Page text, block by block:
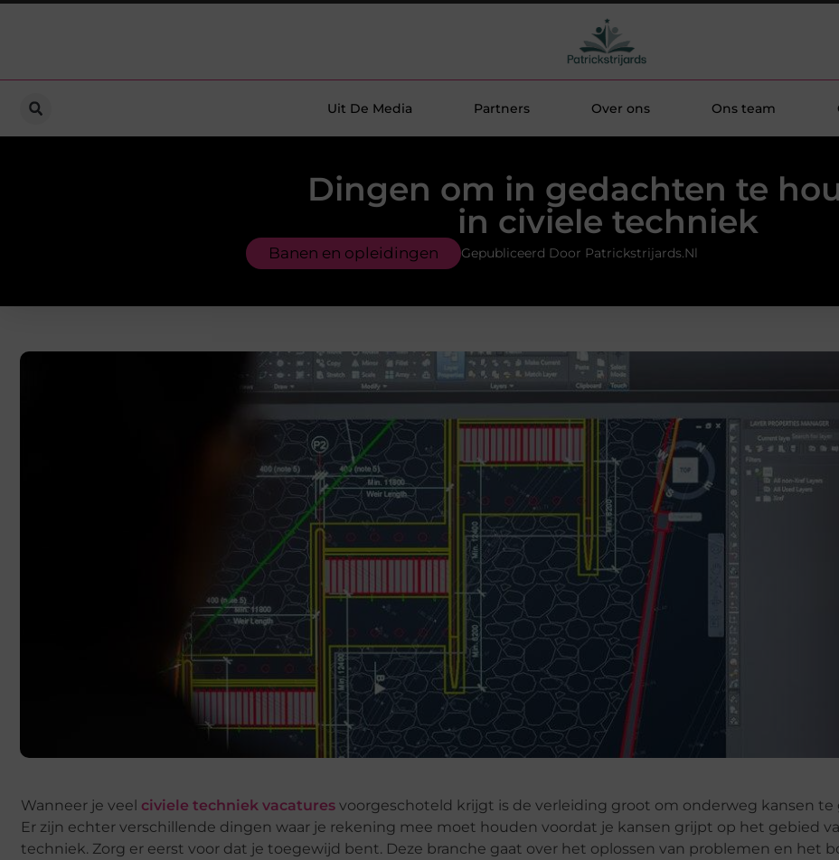
Uit De Media Partners Over ons Ons team
Dingen om in gedachten te
in civiele techniek
Banen en opleidingen Gepubliceerd Door Patrickstrijards.nl
Wanneer je veel civiele techniek vacatures voorgeschoteld krijgt is de verleiding groot om onderweg kansen te
Er zijn echter verschillende dingen waar je rekening mee moet houden voordat je kansen grijpt op het gebied
techniek. Zorg er eerst voor dat je toegewijd bent. Deze branche gaat over het oplossen van problemen en het